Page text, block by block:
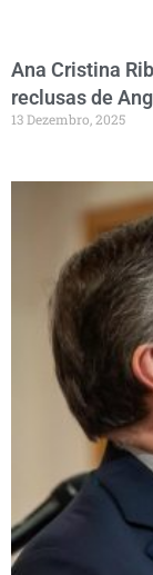
Ana Cristina
reclusas de
13 Dezembro, 2025